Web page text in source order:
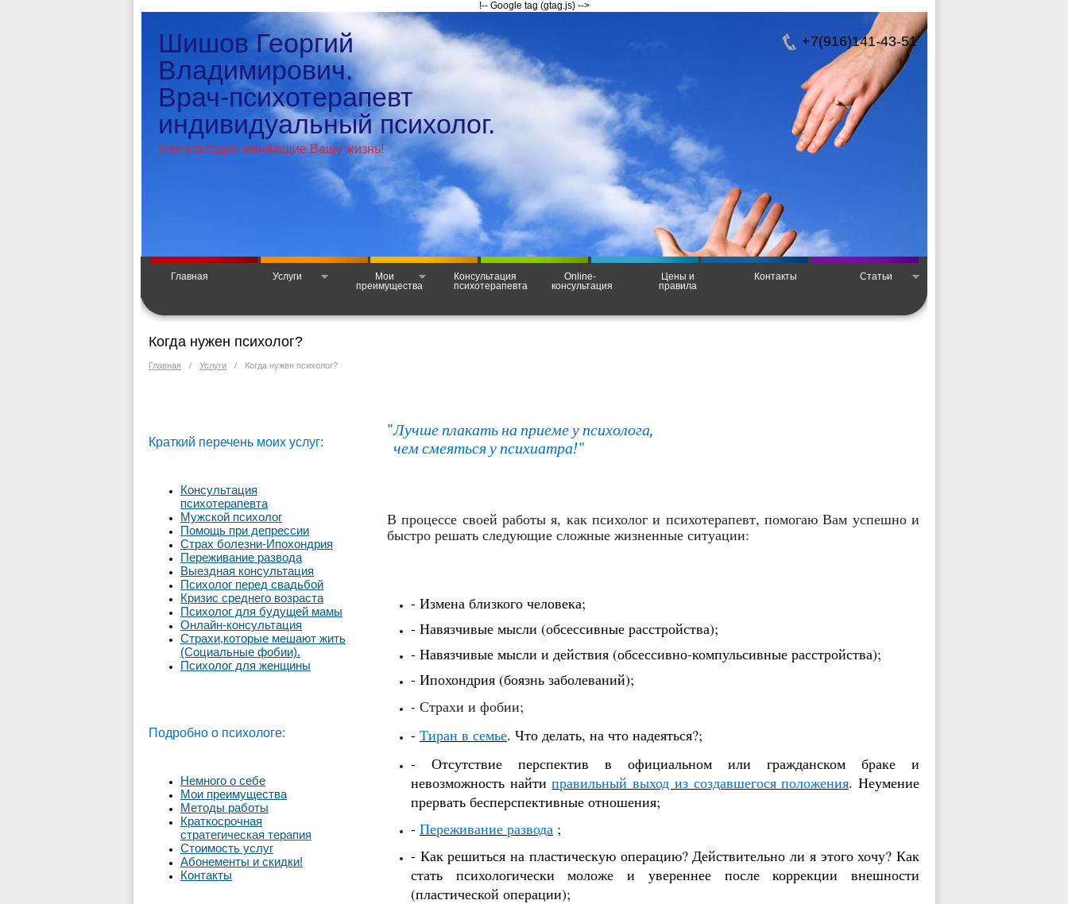
!-- Google tag (gtag.js) -->
Шишов Георгий
Владимирович.
Врач-психотерапевт
индивидуальный психолог.
Консультации меняющие Вашу жизнь!
+7(916)141-43-51
Главная Услуги
Мои
преимущества
Консультация
психотерапевта
Online-
консультация
Цены и
правила
Контакты Статьи
Когда нужен психолог?
Главная / Услуги / Когда нужен психолог?
Краткий перечень моих услуг:
Консультация
психотерапевта
Мужской психолог
Помощь при депрессии
Страх болезни-Ипохондрия
Переживание развода
Выездная консультация
Психолог перед свадьбой
Кризис среднего возраста
Психолог для будущей мамы
Онлайн-консультация
Страхи,которые мешают жить
(Социальные фобии).
Психолог для женщины
Подробно о психологе:
Немного о себе
Мои преимущества
Методы работы
Краткосрочная
стратегическая терапия
Стоимость услуг
Абонементы и скидки!
Контакты
"Лучше плакать на приеме у психолога,
чем смеяться у психиатра!"
В процессе своей работы я, как психолог и психотерапевт, помогаюВам успешно и
быстро решать следующие сложные жизненные ситуации:
- Измена близкого человека;
- Навязчивые мысли (обсессивные расстройства);
- Навязчивые мысли и действия (обсессивно-компульсивные расстройства);
- Ипохондрия (боязнь заболеваний);
- Страхи и фобии;
- Тиран в семье. Что делать, на что надеяться?;
- Отсутствие перспектив в официальном или гражданском браке и
невозможность найтиправильный выход из создавшегося положения. Неумение
прервать бесперспективные отношения;
- Переживание развода ;
- Как решиться на пластическую операцию? Действительно ли я этого хочу? Как
стать психологически моложе и увереннее после коррекции внешности
(пластической операции);